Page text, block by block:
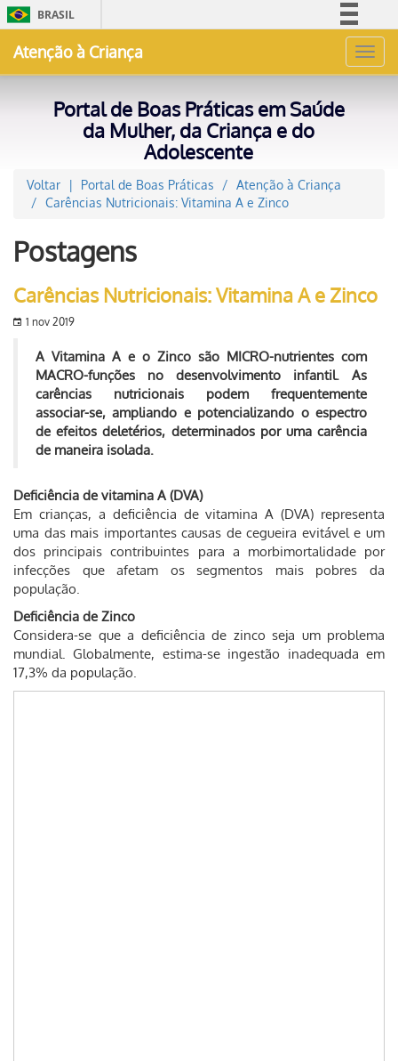
BRASIL
Acesso à informação
Canais
Atenção à Criança
Portal de Boas Práticas em Saúde
da Mulher, da Criança e do
Adolescente
Voltar Portal de Boas Práticas
Atenção à Criança
Carências Nutricionais: Vitamina A e Zinco
Postagens
Carências Nutricionais: Vitamina A e Zinco
1 nov 2019
A Vitamina A e o Zinco são MICRO-nutrientes com
MACRO-funções no desenvolvimento infantil. As
carências nutricionais podem frequentemente
associar-se, ampliando e potencializando o espectro
de efeitos deletérios, determinados por uma carência
de maneira isolada.
Deficiência de vitamina A (DVA)
Em crianças, a deficiência de vitamina A (DVA) representa
uma das mais importantes causas de cegueira evitável e um
dos principais contribuintes para a morbimortalidade por
infecções que afetam os segmentos mais pobres da
população.
Deficiência de Zinco
Considera-se que a deficiência de zinco seja um problema
mundial. Globalmente, estima-se ingestão inadequada em
17,3% da população.